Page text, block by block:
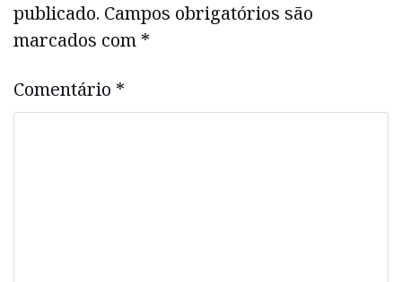
publicado. Campos obrigatórios são
marcados com *
Comentário *